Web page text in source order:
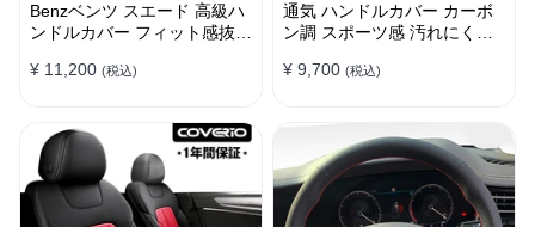
Benzベンツ スエード 高級ハ
ンドルカバー フィット感抜群
38CM
¥ 11,200 (税込)
通気 ハンドルカバー カーボ
ン調 スポーツ感 汚れにくい
け簡単 38CM
¥ 9,700 (税込)